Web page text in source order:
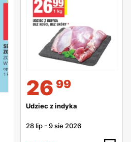
26 99
Udziec z indyka
28 lip -9 sie 2026